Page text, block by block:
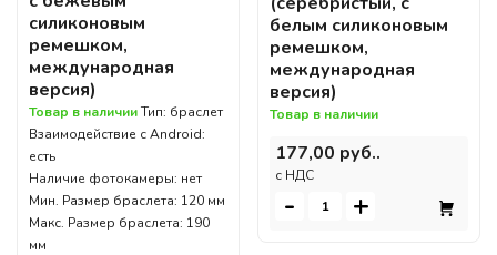
силиконовым
ремешком,
международная
версия)
Товар в наличииТип: браслет
Взаимодействие с Android:
есть
Наличие фотокамеры: нет
Мин. Размер браслета: 120 мм
Макс. Размер браслета: 190
мм
белым силиконовым
ремешком,
международная
версия)
Товар в наличии
177,00 руб..
c НДС
- +